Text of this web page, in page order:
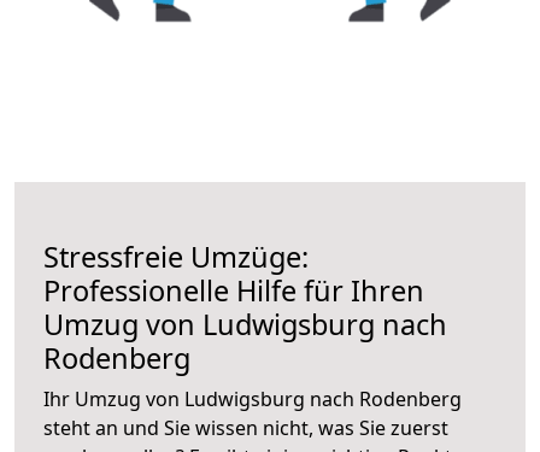
Stressfreie Umzüge:
Professionelle Hilfe für Ihren
Umzug von Ludwigsburg nach
Rodenberg
Ihr Umzug von Ludwigsburg nach Rodenberg
steht an und Sie wissen nicht, was Sie zuerst